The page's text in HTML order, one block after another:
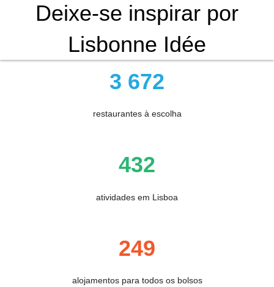
Deixe-se inspirar por
Lisbonne Idée
3 672
restaurantes à escolha
432
atividades em Lisboa
249
alojamentos para todos os bolsos